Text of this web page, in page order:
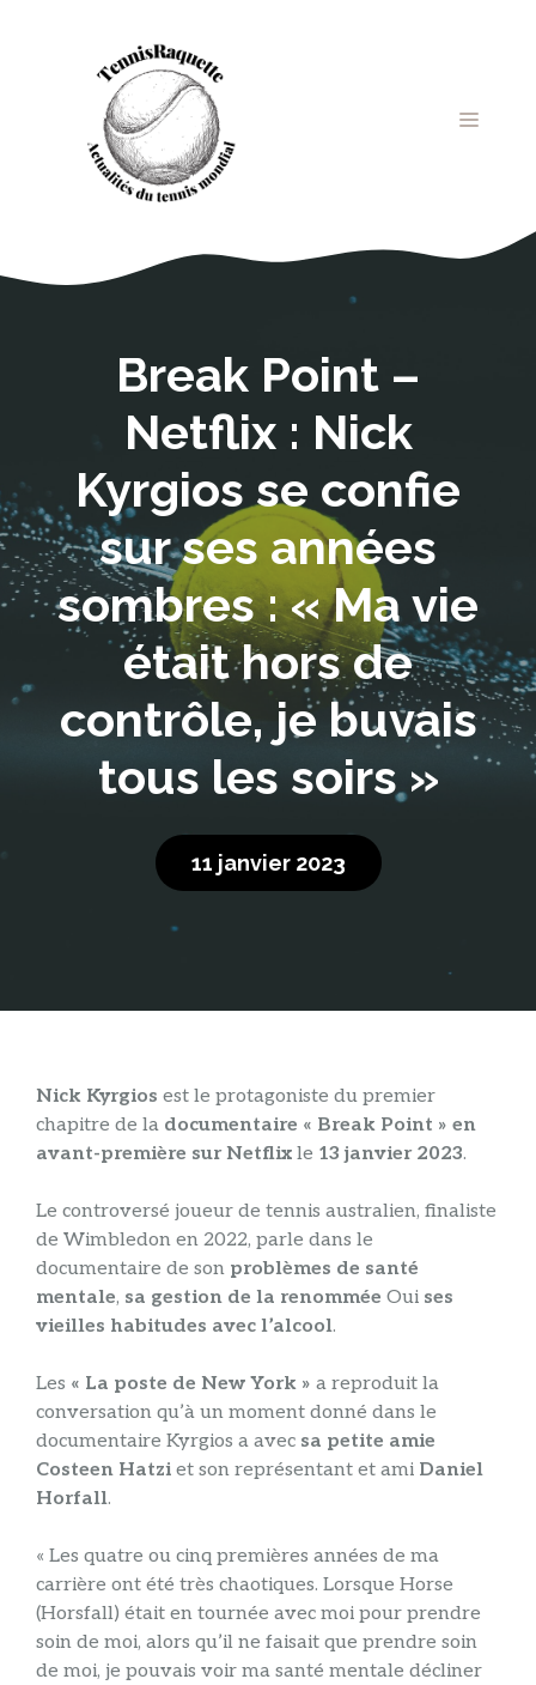
MENU
Break Point –
Netflix : Nick
Kyrgios se confie
sur ses années
sombres : « Ma vie
était hors de
contrôle, je buvais
tous les soirs »
11 janvier 2023
Nick Kyrgios est le protagoniste du premier
chapitre de la documentaire « Break Point » en
avant-première sur Netflix le 13 janvier 2023.
Le controversé joueur de tennis australien, finaliste
de Wimbledon en 2022, parle dans le
documentaire de son problèmes de santé
mentale, sa gestion de la renommée Oui ses
vieilles habitudes avec l’alcool.
Les « La poste de New York » a reproduit la
conversation qu’à un moment donné dans le
documentaire Kyrgios a avec sa petite amie
Costeen Hatzi et son représentant et ami Daniel
Horfall.
« Les quatre ou cinq premières années de ma
carrière ont été très chaotiques. Lorsque Horse
(Horsfall) était en tournée avec moi pour prendre
soin de moi, alors qu’il ne faisait que prendre soin
de moi, je pouvais voir ma santé mentale décliner